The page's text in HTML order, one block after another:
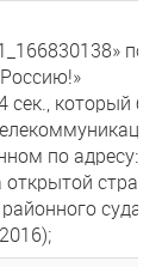
под
сек., который
по адресу:
суда